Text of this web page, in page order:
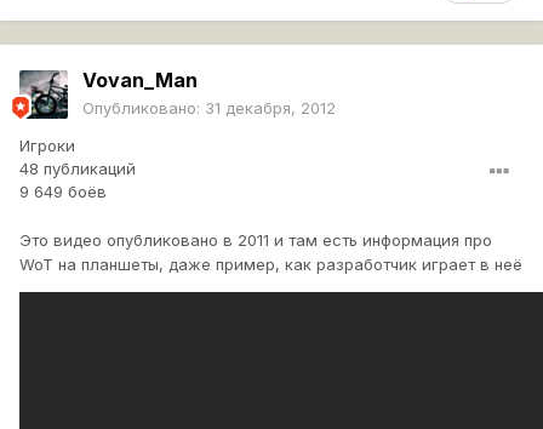
Vovan_Man
Опубликовано: 31 декабря, 2012
Игроки
48 публикаций
9 649 боёв
Это видео опубликовано в 2011 и там есть информация про
WoT на планшеты, даже пример, как разработчик играет в неё